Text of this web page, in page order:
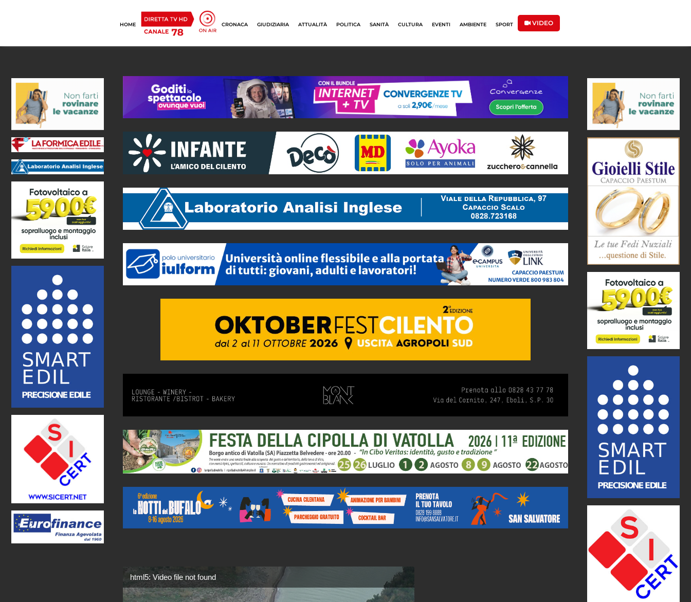
HOME CRONACA GIUDIZIARIA ATTUALITÀ POLITICA SANITÀ CULTURA EVENTI AMBIENTE SPORT VIDEO
html5: Video file not found